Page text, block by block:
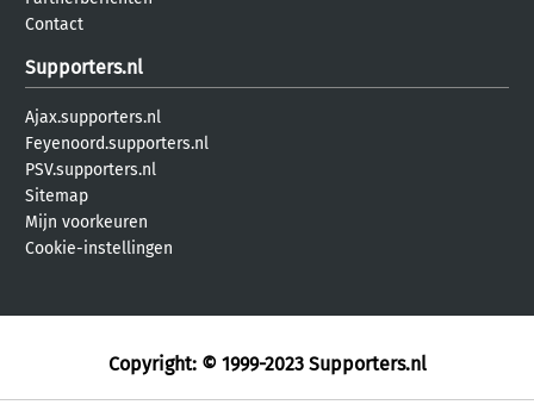
Contact
Supporters.nl
Ajax.supporters.nl
Feyenoord.supporters.nl
PSV.supporters.nl
Sitemap
Mijn voorkeuren
Cookie-instellingen
Copyright: © 1999-2023 Supporters.nl